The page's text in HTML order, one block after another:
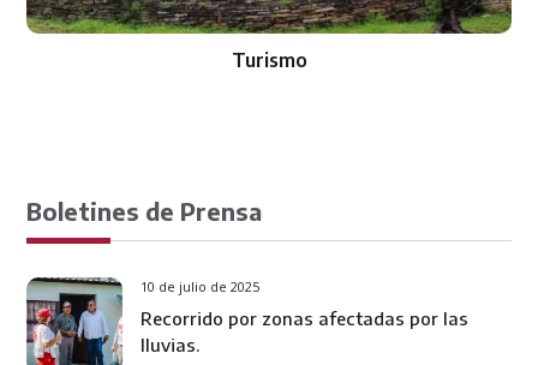
Turismo
Boletines de Prensa
10 de julio de 2025
Recorrido por zonas afectadas por las
lluvias.